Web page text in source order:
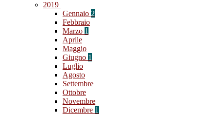
2019
Gennaio 2
Febbraio
Marzo 1
Aprile
Maggio
Giugno 1
Luglio
Agosto
Settembre
Ottobre
Novembre
Dicembre 1